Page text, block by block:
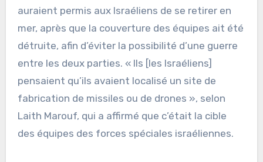
auraient permis aux Israéliens de se retirer en
mer, après que la couverture des équipes ait été
détruite, afin d’éviter la possibilité d’une guerre
entre les deux parties. « Ils [les Israéliens]
pensaient qu’ils avaient localisé un site de
fabrication de missiles ou de drones », selon
Laith Marouf, qui a affirmé que c’était la cible
des équipes des forces spéciales israéliennes.